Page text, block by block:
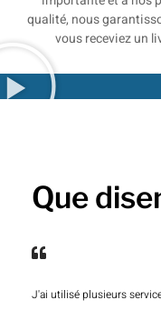
qualité, nous
vous receviez un
Que
J'ai utilisé plusieurs